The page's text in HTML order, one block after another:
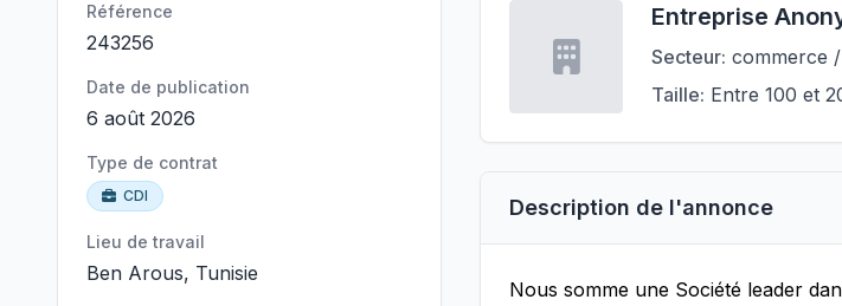
Référence
243256
Date de publication
6 août 2026
Type de contrat
CDI
Lieu de travail
Ben Arous, Tunisie
Entreprise
Secteur: commerce
Taille: Entre 100 et
Description de l'annonce
Nous somme une Société leader